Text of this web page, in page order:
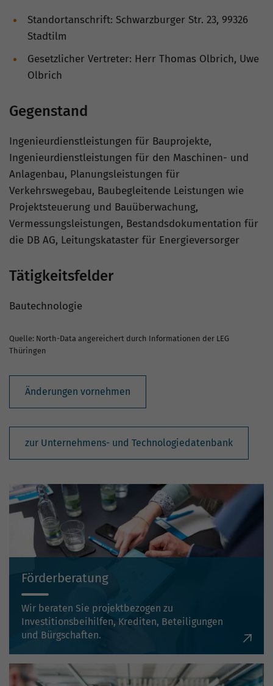
Standortanschrift: Schwarzburger Str. 23, 99326
Stadtilm
Gesetzlicher Vertreter: Herr Thomas Olbrich, Uwe
Olbrich
Gegenstand
Ingenieurdienstleistungen für Bauprojekte,
Ingenieurdienstleistungen für den Maschinen- und
Anlagenbau, Planungsleistungen für
Verkehrswegebau, Baubegleitende Leistungen wie
Projektsteuerung und Bauüberwachung,
Vermessungsleistungen, Bestandsdokumentation für
die DB AG, Leitungskataster für Energieversorger
Tätigkeitsfelder
Bautechnologie
Quelle: North-Data angereichert durch Informationen der LEG
Thüringen
Änderungen vornehmen
zur Unternehmens- und Technologiedatenbank
Förderberatung
Wir beraten Sie projektbezogen zu
Investitionsbeihilfen, Krediten, Beteiligungen
und Bürgschaften.